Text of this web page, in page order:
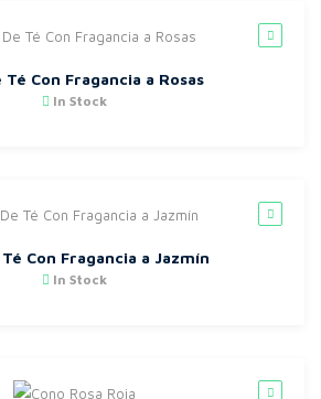
Té Con Fragancia a Rosas
In Stock
Con Fragancia a Jazmín
In Stock